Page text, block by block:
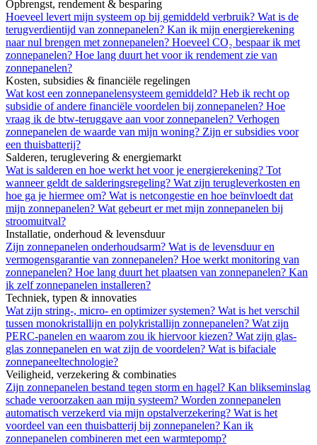
Opbrengst, rendement & besparing
Hoeveel levert mijn systeem op bij gemiddeld verbruik? Wat is de
terugverdientijd van zonnepanelen? Kan ik mijn energierekening
naar nul brengen met zonnepanelen? Hoeveel CO₂ bespaar ik met
zonnepanelen? Hoe lang duurt het voor ik rendement zie van
zonnepanelen?
Kosten, subsidies & financiële regelingen
Wat kost een zonnepanelensysteem gemiddeld? Heb ik recht op
subsidie of andere financiële voordelen bij zonnepanelen? Hoe
vraag ik de btw-teruggave aan voor zonnepanelen? Verhogen
zonnepanelen de waarde van mijn woning? Zijn er subsidies voor
een thuisbatterij?
Salderen, teruglevering & energiemarkt
Wat is salderen en hoe werkt het voor je energierekening? Tot
wanneer geldt de salderingsregeling? Wat zijn terugleverkosten en
hoe ga je hiermee om? Wat is netcongestie en hoe beïnvloedt dat
mijn zonnepanelen? Wat gebeurt er met mijn zonnepanelen bij
stroomuitval?
Installatie, onderhoud & levensduur
Zijn zonnepanelen onderhoudsarm? Wat is de levensduur en
vermogensgarantie van zonnepanelen? Hoe werkt monitoring van
zonnepanelen? Hoe lang duurt het plaatsen van zonnepanelen? Kan
ik zelf zonnepanelen installeren?
Techniek, typen & innovaties
Wat zijn string-, micro- en optimizer systemen? Wat is het verschil
tussen monokristallijn en polykristallijn zonnepanelen? Wat zijn
PERC-panelen en waarom zou ik hiervoor kiezen? Wat zijn glas-
glas zonnepanelen en wat zijn de voordelen? Wat is bifaciale
zonnepaneeltechnologie?
Veiligheid, verzekering & combinaties
Zijn zonnepanelen bestand tegen storm en hagel? Kan blikseminslag
schade veroorzaken aan mijn systeem? Worden zonnepanelen
automatisch verzekerd via mijn opstalverzekering? Wat is het
voordeel van een thuisbatterij bij zonnepanelen? Kan ik
zonnepanelen combineren met een warmtepomp?